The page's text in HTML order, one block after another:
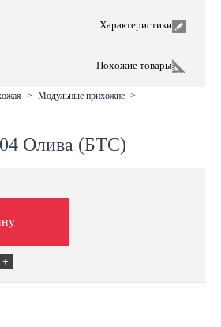
Характеристики
Похожие товары
> модульные прихожие >
Олива (БТС)